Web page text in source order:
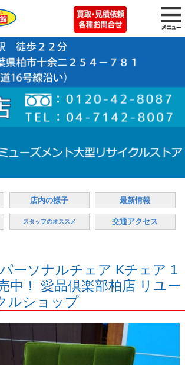
店内の様子 最新情報
スタッフのオススメ 交通アクセス
ーソナルチェア Kチェア 1
中！ 愛品倶楽部柏店 リユー
ルショップ